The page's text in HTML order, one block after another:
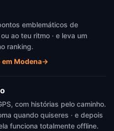
emblemáticos de
ao teu ritmo · e leva um
ranking.
em Modena→
com histórias pelo caminho.
quando quiseres · e depois
funciona totalmente offline.